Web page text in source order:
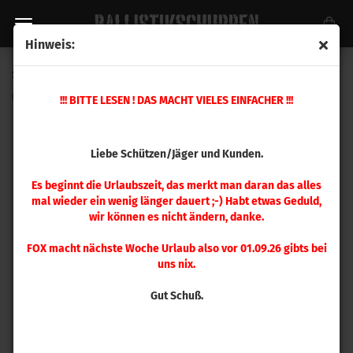
Hinweis:
!!! BITTE LESEN ! DAS MACHT VIELES EINFACHER !!!
Liebe Schützen/Jäger und Kunden.
Es beginnt die Urlaubszeit, das merkt man daran das alles
mal wieder ein wenig länger dauert ;-) Habt etwas Geduld,
wir können es nicht ändern, danke.
FOX macht nächste Woche Urlaub also vor 01.09.26 gibts bei
uns nix.
Gut Schuß.
Sierra .224 Varminter 45gr 100 Stück
1310)